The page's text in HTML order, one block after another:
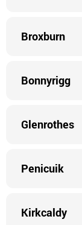
Broxburn
Bonnyrigg
Glenrothes
Penicuik
Kirkcaldy